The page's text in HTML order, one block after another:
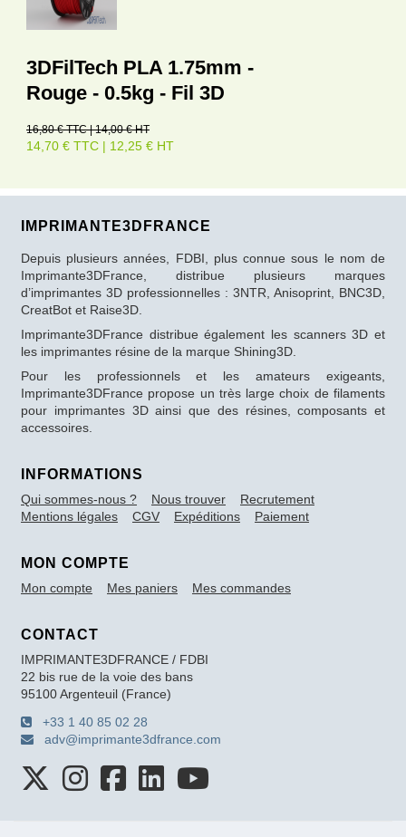
3DFilTech PLA 1.75mm -
Rouge - 0.5kg - Fil 3D
16,80 € TTC | 14,00 € HT
14,70 € TTC | 12,25 € HT
IMPRIMANTE3DFRANCE
Depuis plusieurs années, FDBI, plus connue sous le nom de
Imprimante3DFrance, distribue plusieurs marques
d’imprimantes 3D professionnelles : 3NTR, Anisoprint, BNC3D,
CreatBot et Raise3D.
Imprimante3DFrance distribue également les scanners 3D et
les imprimantes résine de la marque Shining3D.
Pour les professionnels et les amateurs exigeants,
Imprimante3DFrance propose un très large choix de filaments
pour imprimantes 3D ainsi que des résines, composants et
accessoires.
INFORMATIONS
Qui sommes-nous ? Nous trouver
Recrutement
Mentions légales
CGV Expéditions Paiement
MON COMPTE
Mon compte Mes paniers Mes commandes
CONTACT
IMPRIMANTE3DFRANCE / FDBI
22 bis rue de la voie des bans
95100 Argenteuil (France)
+33 1 40 85 02 28
adv@imprimante3dfrance.com